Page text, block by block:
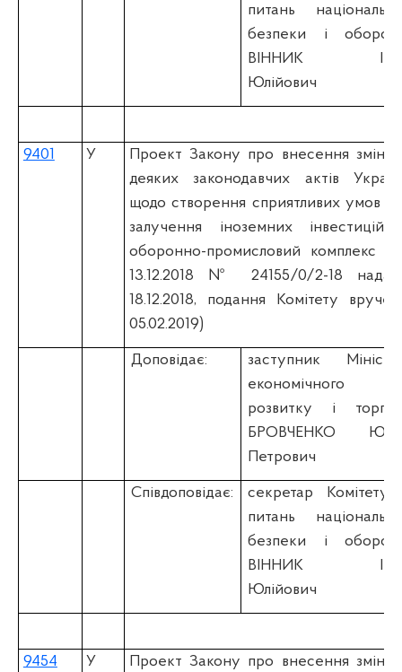
питань
безпеки і
ВІННИК
Юлійович
9401 У
Проект Закону про внесення змін
деяких законодавчих актів
щодо створення сприятливих умов
залучення іноземних інвестицій
оборонно-промисловий комплекс
13.12.2018 № 24155/0/2-18
18.12.2018, подання Комітету
05.02.2019)
Доповідає:
заступник
економічного
розвитку і
БРОВЧЕНКО
Петрович
Співдоповідає:
секретар Комітету
питань
безпеки і
ВІННИК
Юлійович
9454 У
Проект Закону про внесення змін